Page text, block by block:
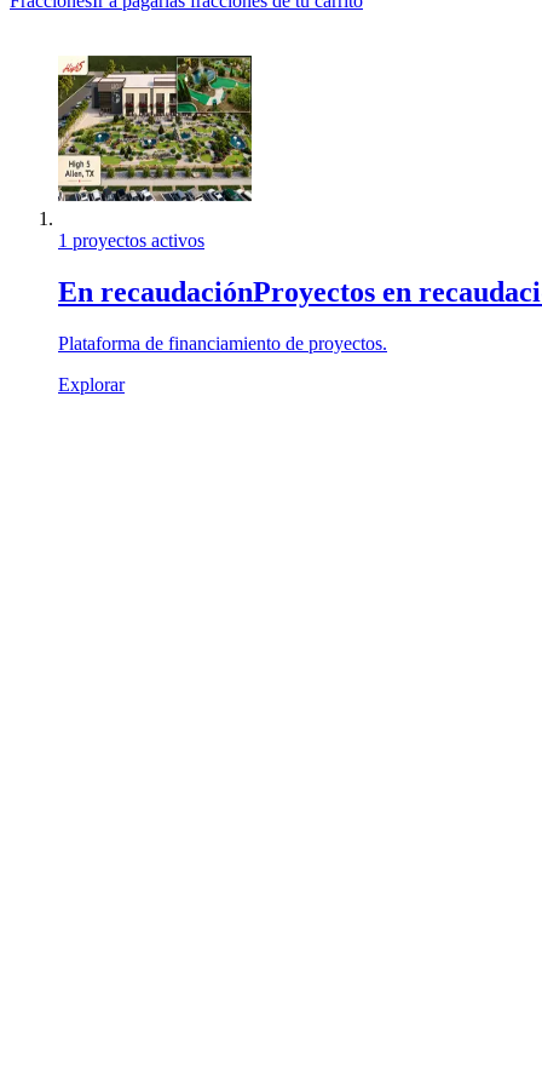
1 proyectos activos
En recaudaciónProyectos en
Plataforma de financiamiento de proyectos.
Explorar